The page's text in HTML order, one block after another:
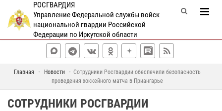
РОСГВАРДИЯ
Управление Федеральной службы войск
национальной гвардии Российской
Федерации по Иркутской области
Главная Новости
Сотрудники Росгвардии обеспечили безопасность
проведения хоккейного матча в Приангарье
СОТРУДНИКИ РОСГВАРДИИ